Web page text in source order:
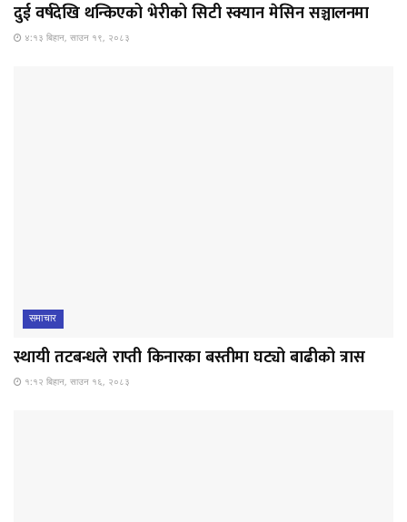
दुई वर्षदेखि थन्किएको भेरीको सिटी स्क्यान मेसिन सञ्चालनमा
४:१३ बिहान, साउन १९, २०८३
समाचार
स्थायी तटबन्धले राप्ती किनारका बस्तीमा घट्यो बाढीको त्रास
१:१२ बिहान, साउन १६, २०८३